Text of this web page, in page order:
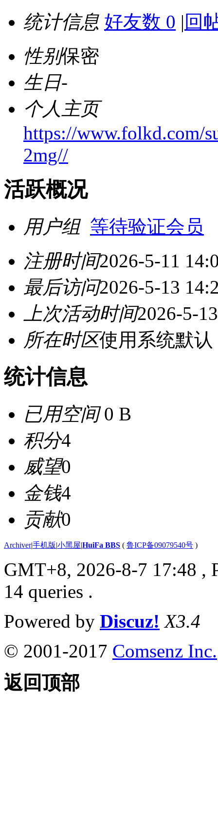
统计信息 好友数 0 | 回
性别保密
生日-
个人主页
https://www.folkd.com/
2mg//
活跃概况
用户组 等待验证会员
注册时间2026-5-11
最后访问2026-5-13
上次活动时间2026-5-
所在时区使用系统默认
统计信息
已用空间0 B
积分4
威望0
金钱4
贡献0
Archiver|手机版|小黑屋|HuiFa BBS ( 鲁ICP备09079540号 )
GMT+8, 2026-8-7 17:48 ,
14 queries .
Powered by Discuz! X3.4
© 2001-2017 Comsenz Inc.
返回顶部